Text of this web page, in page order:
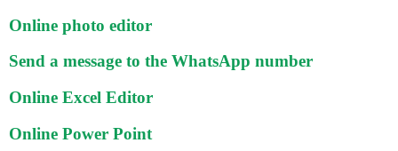
Online photo editor
Send a message to the WhatsApp number
Online Excel Editor
Online Power Point